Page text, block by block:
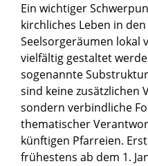
Ein wichtiger
kirchliches Leben in
Seelsorgeräumen lokal
vielfältig gestaltet
sogenannte
sind keine zusätzlichen
sondern verbindliche
thematischer
künftigen Pfarreien.
frühestens ab dem 1.